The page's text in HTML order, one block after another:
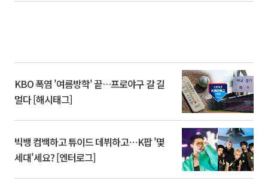
KBO 폭염 '여름방학' 끝…프로야구 갈 길
멀다 [해시태그]
빅뱅 컴백하고 튜이드 데뷔하고⋯K팝 '몇
세대'세요? [엔터로그]